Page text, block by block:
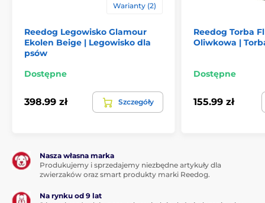
Niezależnie od tego czy Twój piesek jest mały, średni
czy duży, w naszym sklepie znajdziesz dla niego
wg poniższej tabeli. (*Legowiska Reedog są szyte
rozmiaru zaprezentowanego w tabeli o 2 do 4 cm)
Warianty (2)
Reedog Legowisko Glamour
Ekolen Beige | Legowisko dla
psów
Dostępne
398.99 zł Szczegóły
Reedog Torba
Oliwkowa |
Dostępne
155.99 zł
Nasza własna marka
Produkujemy i sprzedajemy niezbędne artykuły dla
zwierzaków oraz smart produkty marki Reedog.
Na rynku od 9 lat